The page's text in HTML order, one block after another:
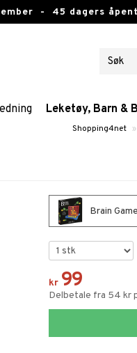
- 45 dagers
Leketøy, Barn &
Shopping4net »
Brain
kr 99
Delbetale fra 54 kr